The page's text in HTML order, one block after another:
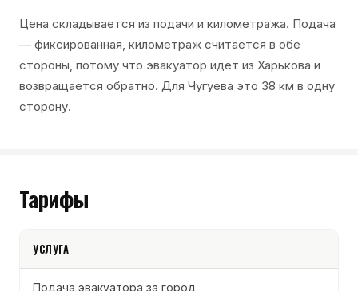
Цена складывается из подачи и километража. Подача
— фиксированная, километраж считается в обе
стороны, потому что эвакуатор идёт из Харькова и
возвращается обратно. Для Чугуева это 38 км в одну
сторону.
Тарифы
УСЛУГА
Подача эвакуатора за город